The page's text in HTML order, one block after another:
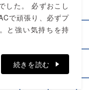
した。 必ずおこし
で頑張り、必ずプ
と強い気持ちを持
続きを読む